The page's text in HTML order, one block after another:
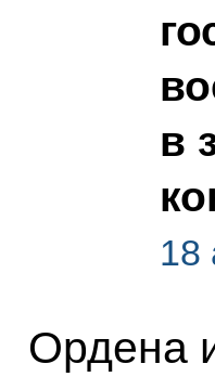
в
18
Ордена